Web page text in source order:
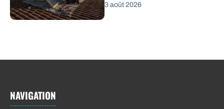
3 août 2026
NAVIGATION